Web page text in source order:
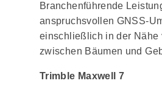
Branchenführende
anspruchsvollen GNSS-
einschließlich in der Nähe
zwischen Bäumen und
Trimble Maxwell 7